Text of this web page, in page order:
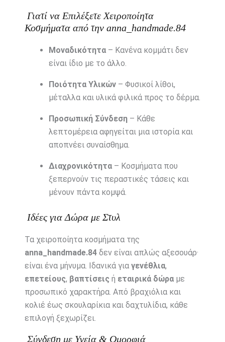
Γιατί να Επιλέξετε Χειροποίητα
Κοσμήματα από την anna_handmade.84
Μοναδικότητα– Κανένα κομμάτι δεν
είναι ίδιο με το άλλο.
Ποιότητα Υλικών– Φυσικοί λίθοι,
μέταλλα και υλικά φιλικά προς το δέρμα.
Προσωπική Σύνδεση– Κάθε
λεπτομέρεια αφηγείται μια ιστορία και
αποπνέει συναίσθημα.
Διαχρονικότητα– Κοσμήματα που
ξεπερνούν τις περαστικές τάσεις και
μένουν πάντα κομψά.
Ιδέες για Δώρα με Στυλ
Τα χειροποίητα κοσμήματα της
anna_handmade.84δεν είναι απλώς αξεσουάρ·
είναι ένα μήνυμα. Ιδανικά για γενέθλια,
επετείους, βαπτίσεις ή εταιρικά δώραμε
προσωπικό χαρακτήρα. Από βραχιόλια και
κολιέ έως σκουλαρίκια και δαχτυλίδια, κάθε
επιλογή ξεχωρίζει.
Σύνδεση με Υγεία & Ομορφιά